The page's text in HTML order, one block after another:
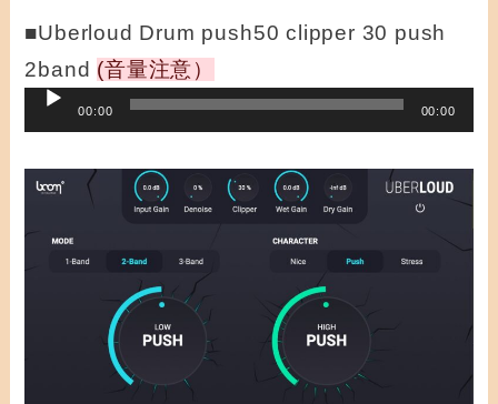
■Uberloud Drum push50 clipper 30 push
2band (音量注意）
プ
00:00 00:00